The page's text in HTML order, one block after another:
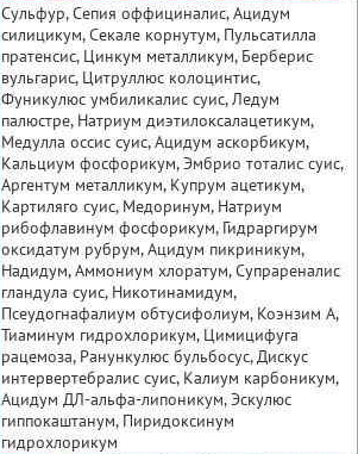
Сульфур, Сепия оффициналис, Ацидум
силицикум, Секале корнутум, Пульсатилла
пратенсис, Цинкум металликум, Берберис
вульгарис, Цитруллюс колоцинтис,
Фуникулюс умбиликалис суис, Ледум
палюстре, Натриум диэтилоксалацетикум,
Медулла оссис суис, Ацидум аскорбикум,
Кальциум фосфорикум, Эмбрио тоталис суис,
Аргентум металликум, Купрум ацетикум,
Картиляго суис, Медоринум, Натриум
рибофлавинум фосфорикум, Гидраргирум
оксидатум рубрум, Ацидум пикриникум,
Надидум, Аммониум хлоратум, Супрареналис
гландула суис, Никотинамидум,
Псеудогнафалиум обтусифолиум, Коэнзим А,
Тиаминум гидрохлорикум, Цимицифуга
рацемоза, Ранункулюс бульбосус, Дискус
интервертебралис суис, Калиум карбоникум,
Ацидум ДЛ-альфа-липоникум, Эскулюс
гиппокаштанум, Пиридоксинум
гидрохлорикум